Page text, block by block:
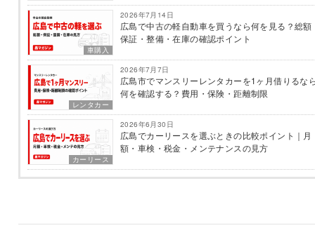
車購入
2026年7月14日
広島で中古の軽自動車を買うなら何を見る？総額
保証・整備・在庫の確認ポイント
レンタカー
2026年7月7日
広島市でマンスリーレンタカーを1ヶ月借りるな
何を確認する？費用・保険・距離制限
カーリース
2026年6月30日
広島でカーリースを選ぶときの比較ポイント｜月
額・車検・税金・メンテナンスの見方